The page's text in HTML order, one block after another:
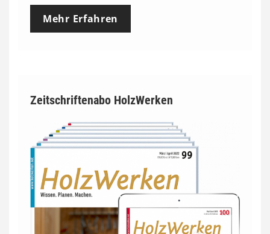
Mehr Erfahren
Zeitschriftenabo HolzWerken